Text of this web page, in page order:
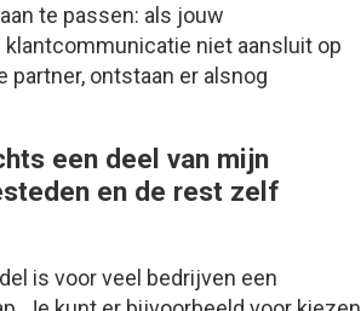
te passen: als jouw
niet aansluit op
partner, ontstaan er alsnog
een deel van mijn
en de rest zelf
is voor veel bedrijven een